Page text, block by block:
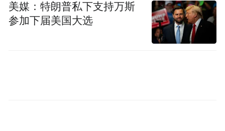
美媒：特朗普私下支持万斯
参加下届美国大选